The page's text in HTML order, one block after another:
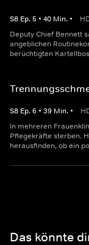
S8 Ep.5 • 40 Min. •
Deputy Chief Bennett
angeblichen
berüchtigten
S8 Ep.6 • 39 Min. •
In mehreren
Pflegekräfte sterben.
herausfinden, ob ein
Das könnte